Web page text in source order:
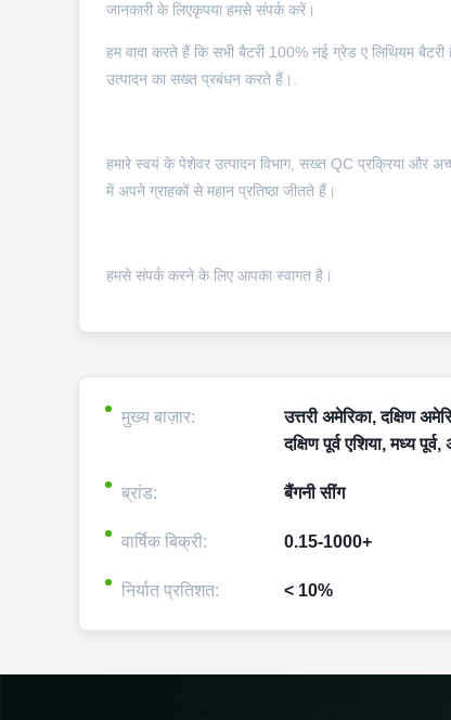
जानकारी के लिएकृपया हमसे संपर्क करें।
हम वादा करते हैं कि सभी बैटरी 100% नई ग्रेड ए लिथियम बैटरी
उत्पादन का सख्त प्रबंधन करते हैं।.
हमारे स्वयं के पेशेवर उत्पादन विभाग, सख्त QC प्रक्रिया और
में अपने ग्राहकों से महान प्रतिष्ठा जीतते हैं।
हमसे संपर्क करने के लिए आपका स्वागत है।
मुख्य बाज़ार:
उत्तरी अमेरिका, दक्षिण
दक्षिण पूर्व एशिया, मध्य
ब्रांड: बैंगनी सींग
वार्षिक बिक्री: 0.15-1000+
निर्यात प्रतिशत: < 10%